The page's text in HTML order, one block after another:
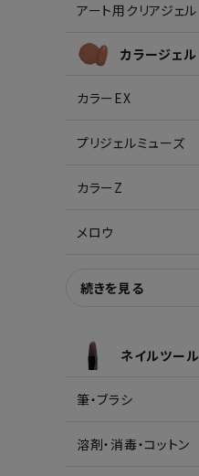
アート用クリアジェル
カラージェル
カラーEX
プリジェルミューズ
カラーZ
メロウ
続きを見る
ネイルツール
筆・ブラシ
溶剤・消毒・コットン